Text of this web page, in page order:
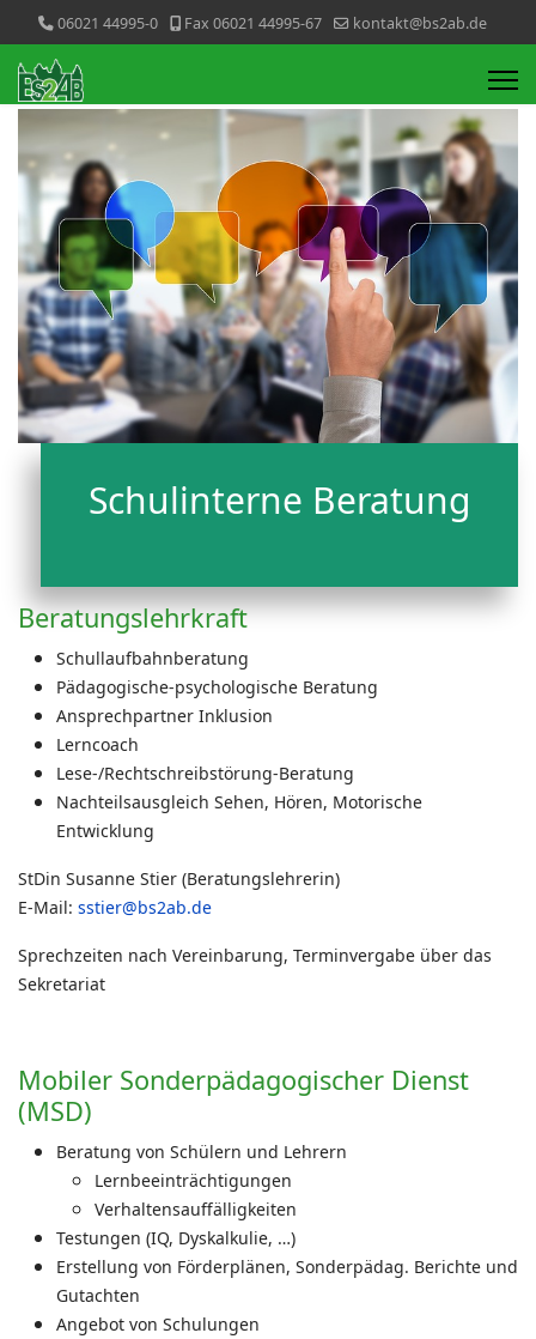
06021 44995-0 Fax 06021 44995-67 kontakt@bs2ab.de
Schulinterne Beratung
Beratungslehrkraft
Schullaufbahnberatung
Pädagogische-psychologische Beratung
Ansprechpartner Inklusion
Lerncoach
Lese-/Rechtschreibstörung-Beratung
Nachteilsausgleich Sehen, Hören, Motorische
Entwicklung
StDin Susanne Stier (Beratungslehrerin)
E-Mail: sstier@bs2ab.de
Sprechzeiten nach Vereinbarung, Terminvergabe über das
Sekretariat
Mobiler Sonderpädagogischer Dienst
(MSD)
Beratung von Schülern und Lehrern
Lernbeeinträchtigungen
Verhaltensauffälligkeiten
Testungen (IQ, Dyskalkulie, …)
Erstellung von Förderplänen, Sonderpädag. Berichte und
Gutachten
Angebot von Schulungen